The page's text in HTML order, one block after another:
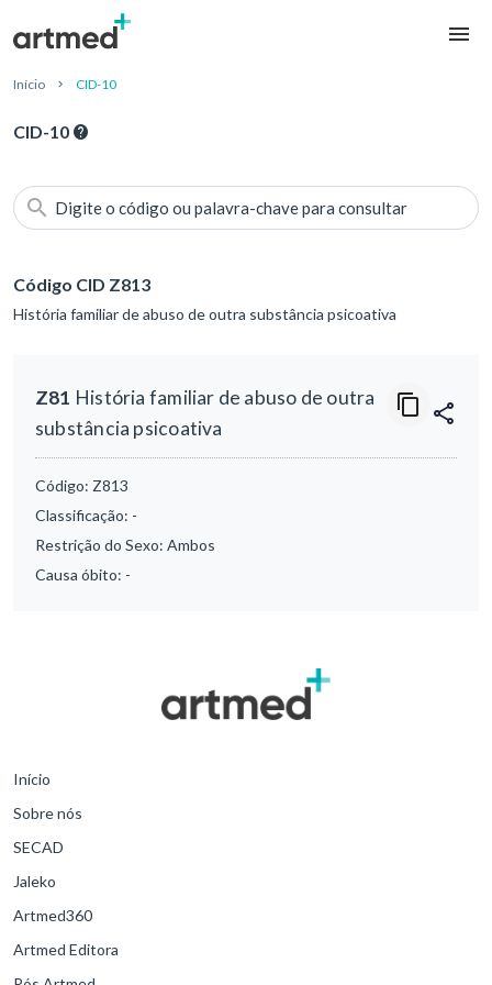
Início CID-10
CID-10
Digite o código ou palavra-chave para consultar
Código CID Z813
História familiar de abuso de outra substância psicoativa
Z81 História familiar de abuso de outra
substância psicoativa
Código: Z813
Classificação: -
Restrição do Sexo: Ambos
Causa óbito: -
Início
Sobre nós
SECAD
Jaleko
Artmed360
Artmed Editora